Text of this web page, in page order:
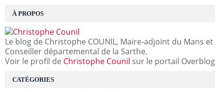
À PROPOS
Le blog de Christophe COUNIL, Maire-adjoint du Mans et
Conseiller départemental de la Sarthe.
Voir le profil de Christophe Counil sur le portail Overblog
CATÉGORIES